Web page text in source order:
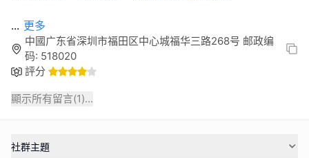
... 更多
中國广东省深圳市福田区中心城福华三路268号 邮政编
码: 518020
評分
顯示所有留言(1)...
社群主題